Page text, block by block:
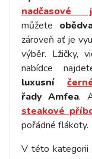
nadčasové
můžete
zároveň ať je
výběr. Lžičky,
nabídce
luxusní
řady Amfea.
steakové
pořádné flákoty.
V této kategorii